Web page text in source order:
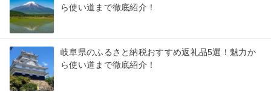
ら使い道まで徹底紹介！
岐阜県のふるさと納税おすすめ返礼品5選！魅力か
ら使い道まで徹底紹介！